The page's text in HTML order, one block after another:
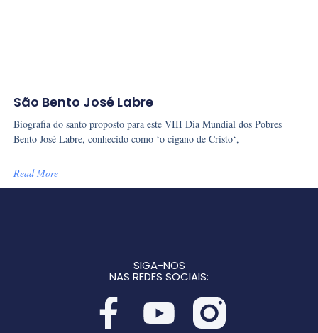
São Bento José Labre
Biografia do santo proposto para este VIII Dia Mundial dos Pobres
Bento José Labre, conhecido como ‘o cigano de Cristo‘,
Read More
SIGA-NOS
NAS REDES SOCIAIS: